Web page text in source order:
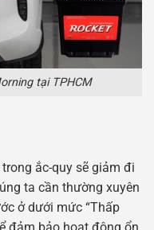
tại TPHCM
ắc-quy sẽ giảm đi
ta cần thường xuyên
ở dưới mức “Thấp